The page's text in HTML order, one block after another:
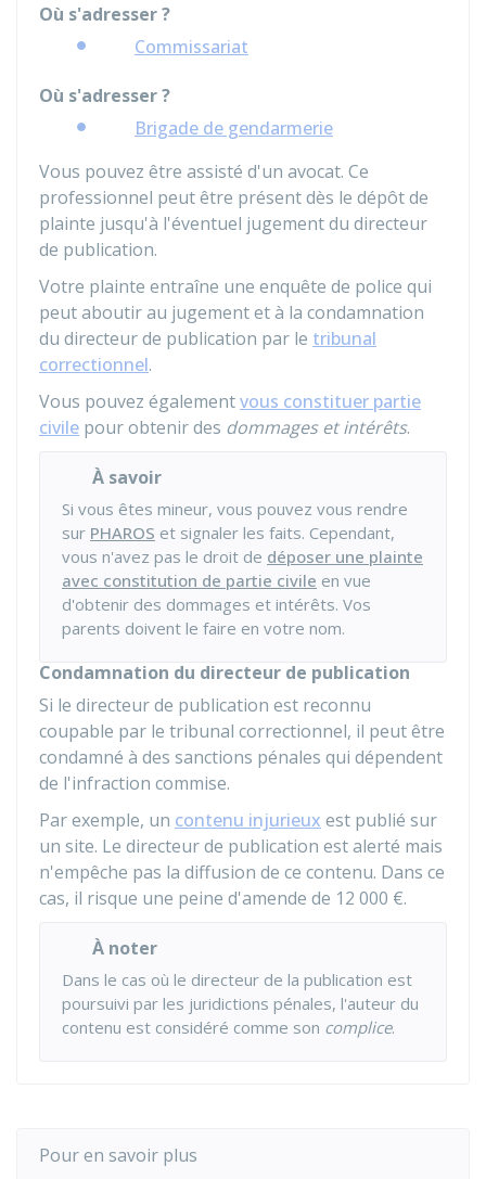
Où s'adresser ?
Commissariat
Où s'adresser ?
Brigade de gendarmerie
Vous pouvez être assisté d'un avocat. Ce
professionnel peut être présent dès le dépôt de
plainte jusqu'à l'éventuel jugement du directeur
de publication.
Votre plainte entraîne une enquête de police qui
peut aboutir au jugement et à la condamnation
du directeur de publication par le tribunal
correctionnel.
Vous pouvez égalementvous constituer partie
civile pour obtenir des dommages et intérêts.
À savoir
Si vous êtes mineur, vous pouvez vous rendre
sur PHAROS et signaler les faits. Cependant,
vous n'avez pas le droit de déposer une plainte
avec constitution de partie civile en vue
d'obtenir des dommages et intérêts. Vos
parents doivent le faire en votre nom.
Condamnation du directeur de publication
Si le directeur de publication est reconnu
coupable par le tribunal correctionnel, il peut être
condamné à des sanctions pénales qui dépendent
de l'infraction commise.
Par exemple, un contenu injurieux est publié sur
un site. Le directeur de publication est alerté mais
n'empêche pas la diffusion de ce contenu. Dans ce
cas, il risque une peine d'amende de 12 000 €.
À noter
Dans le cas où le directeur de la publication est
poursuivi par les juridictions pénales, l'auteur du
contenu est considéré comme son complice.
Pour en savoir plus